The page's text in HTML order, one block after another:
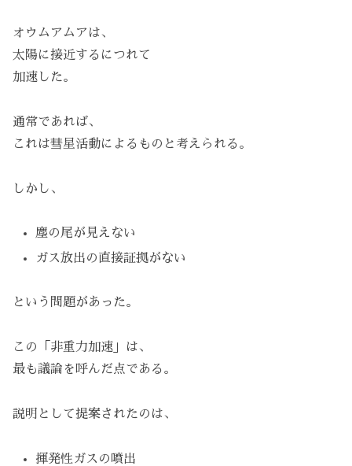
オウムアムアは、
太陽に接近するにつれて
加速した。
通常であれば、
これは彗星活動によるものと考えられる。
しかし、
塵の尾が見えない
ガス放出の直接証拠がない
という問題があった。
この「非重力加速」は、
最も議論を呼んだ点である。
説明として提案されたのは、
揮発性ガスの噴出